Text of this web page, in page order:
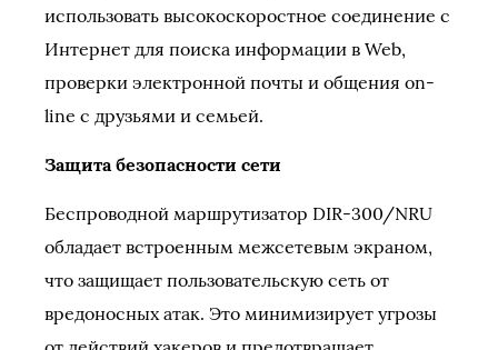
использовать высокоскоростное соединение с
Интернет для поиска информации в Web,
проверки электронной почты и общения on-
line с друзьями и семьей.
Защита безопасности сети
Беспроводной маршрутизатор DIR-300/NRU
обладает встроенным межсетевым экраном,
что защищает пользовательскую сеть от
вредоносных атак. Это минимизирует угрозы